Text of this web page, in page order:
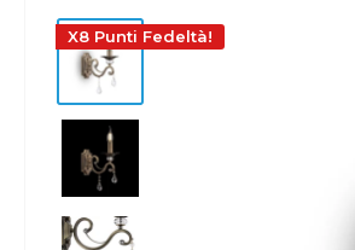
X8 Punti Fedeltà!